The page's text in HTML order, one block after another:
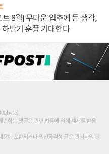
8월] 무더운 입추에 든 생각,
반기 훈풍 기대한다
하는 댓글은 관련 법률에 의해 제재를 받을
에 포함되거나 인신공격성 글은 관리자의 판